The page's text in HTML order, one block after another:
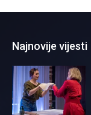
Najnovije vijesti